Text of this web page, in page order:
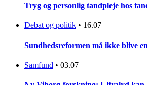
Tryg og personlig tandpleje hos
Debat og politik • 16.07
Sundhedsreformen må ikke blive
Samfund • 03.07